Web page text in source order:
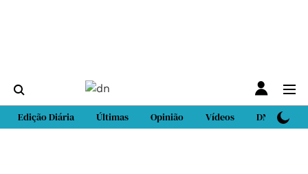
Edição Diária Últimas Opinião Vídeos DN Sport